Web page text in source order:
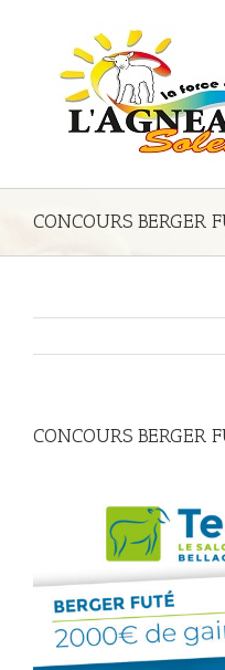
CONCOURS BERGER
CONCOURS BERGER